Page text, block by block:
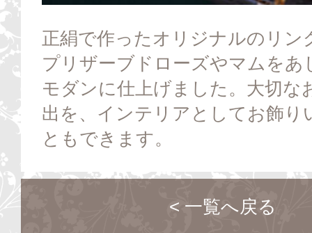
正絹で作ったオリジナルのリン
プリザーブドローズやマムをあ
モダンに仕上げました。大切な
出を、インテリアとしてお飾り
ともできます。
< 一覧へ戻る